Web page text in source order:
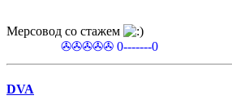
Мерсовод со стажем
✇✇✇✇✇ 0-------0
DVA